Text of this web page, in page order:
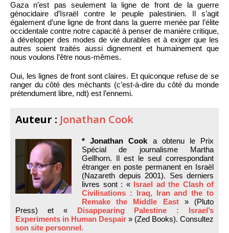
Gaza n’est pas seulement la ligne de front de la guerre
génocidaire d’Israël contre le peuple palestinien. Il s’agit
également d’une ligne de front dans la guerre menée par l’élite
occidentale contre notre capacité à penser de manière critique,
à développer des modes de vie durables et à exiger que les
autres soient traités aussi dignement et humainement que
nous voulons l’être nous-mêmes.
Oui, les lignes de front sont claires. Et quiconque refuse de se
ranger du côté des méchants (c’est-à-dire du côté du monde
prétendument libre, ndt) est l’ennemi.
Auteur : Jonathan Cook
* Jonathan Cook a obtenu le Prix
Spécial de journalisme Martha
Gellhorn. Il est le seul correspondant
étranger en poste permanent en Israël
(Nazareth depuis 2001). Ses derniers
livres sont : « Israel ad the Clash of
Civilisations : Iraq, Iran and the to
Remake the Middle East» (Pluto
Press) et « Disappearing Palestine : Israel’s
Experiments in Human Despair » (Zed Books). Consultez
son site personnel.